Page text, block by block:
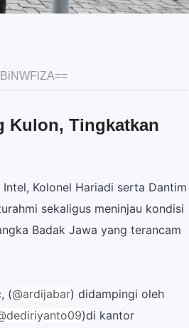
Kulon, Tingkatkan
Kolonel Hariadi serta Dantim
sekaligus meninjau kondisi
Badak Jawa yang terancam
(@ardijabar) didampingi oleh
)di kantor